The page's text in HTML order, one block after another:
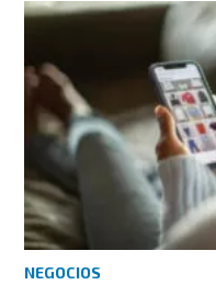
NEGOCIOS